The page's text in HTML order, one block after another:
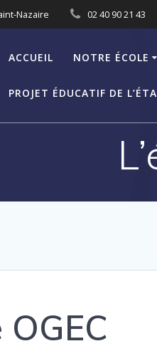
Nazaire 02 40 90 21 43
ACCUEIL NOTRE ÉCOLE
PROJET ÉDUCATIF DE
OGEC